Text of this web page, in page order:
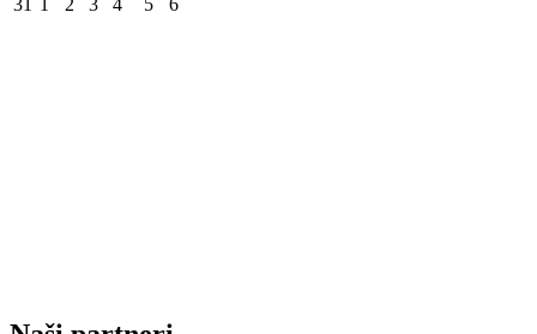
31 1 2 3 4 5 6